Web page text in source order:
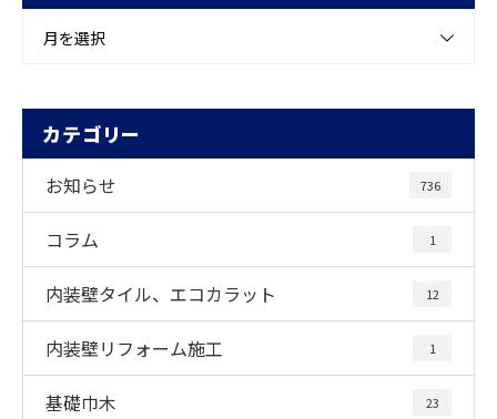
月を選択
カテゴリー
お知らせ 736
コラム 1
内装壁タイル、エコカラット 12
内装壁リフォーム施工 1
基礎巾木 23